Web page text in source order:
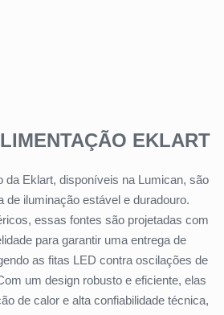
EKLART
da Eklart, disponíveis na Lumican, são
de iluminação estável e duradouro.
essas fontes são projetadas com
para garantir uma entrega de
as fitas LED contra oscilações de
um design robusto e eficiente, elas
de calor e alta confiabilidade técnica,